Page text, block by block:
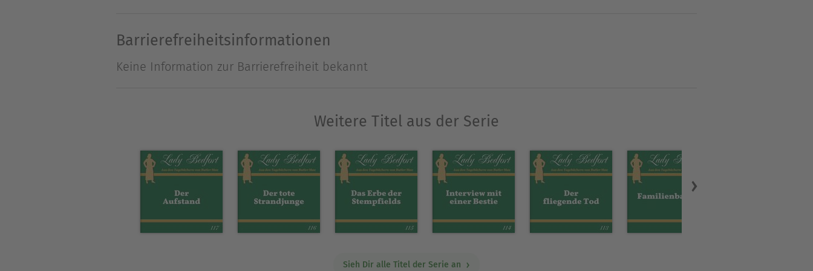
Barrierefreiheitsinformationen
Keine Information zur Barrierefreiheit bekannt
Weitere Titel aus der Serie
Sieh Dir alle Titel der Serie an